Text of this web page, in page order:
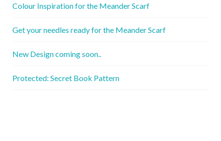
Colour Inspiration for the Meander Scarf
Get your needles ready for the Meander Scarf
New Design coming soon..
Protected: Secret Book Pattern